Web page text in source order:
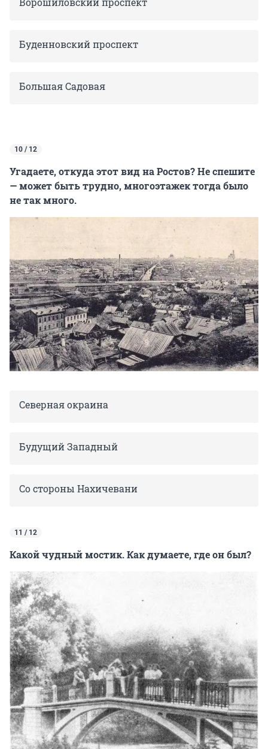
Буденновский проспект
Большая Садовая
10 / 12
Угадаете, откуда этот вид на Ростов? Не спешите
— может быть трудно, многоэтажек тогда было
не так много.
Северная окраина
Будущий Западный
Со стороны Нахичевани
11 / 12
Какой чудный мостик. Как думаете, где он был?